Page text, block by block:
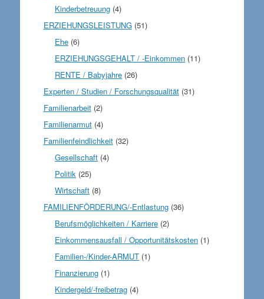
Kinderbetreuung (4)
ERZIEHUNGSLEISTUNG(51)
Ehe (6)
ERZIEHUNGSGEHALT / -Einkommen (11)
RENTE / Babyjahre (26)
Experten / Studien / Forschungsqualität(31)
Familienarbeit(2)
Familienarmut(4)
Familienfeindlichkeit(32)
Gesellschaft (4)
Politik (25)
Wirtschaft (8)
FAMILIENFÖRDERUNG/-Entlastung(36)
Berufsmöglichkeiten / Karriere (2)
Einkommensausfall / Opportunitätskosten (1)
Familien-/Kinder-ARMUT (1)
Finanzierung (1)
Kindergeld/-freibetrag (4)